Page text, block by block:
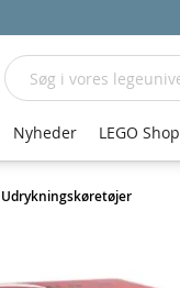
Udrykningskøretøjer
Søg
Nyheder LEGO Shop